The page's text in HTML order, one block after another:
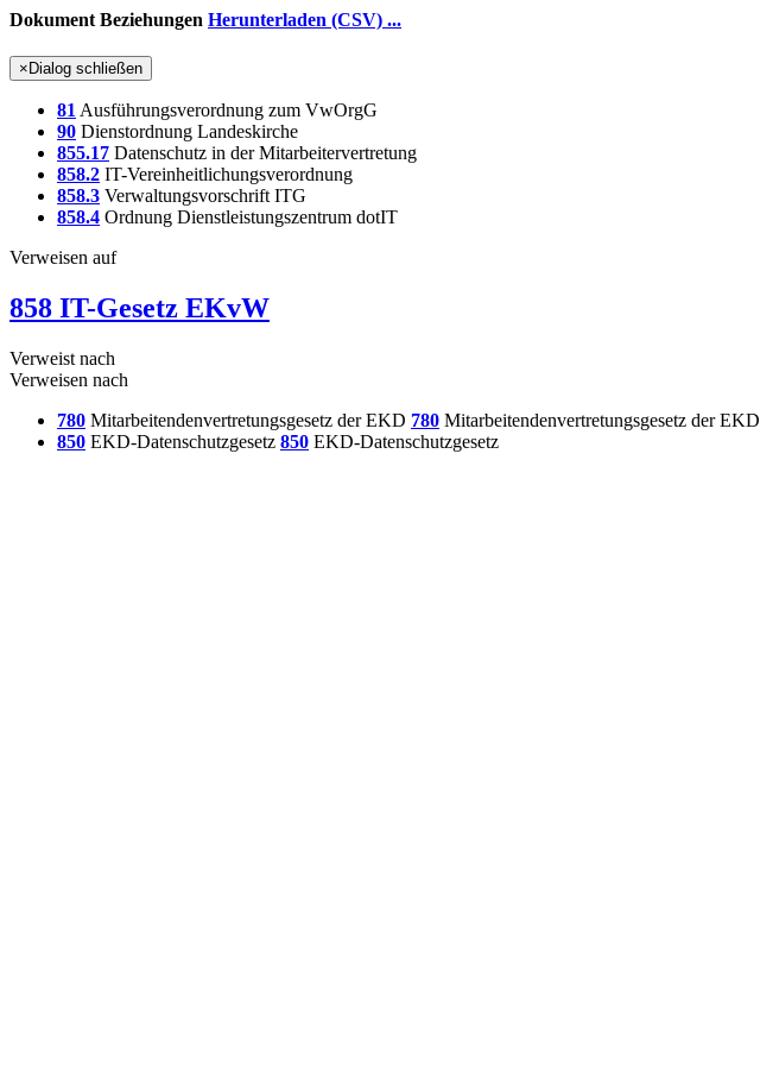
Dokument Beziehungen Herunterladen (CSV) ...
× Dialog schließen
81 Ausführungsverordnung zum VwOrgG
90 Dienstordnung Landeskirche
855.17 Datenschutz in der Mitarbeitervertretung
858.2 IT-Vereinheitlichungsverordnung
858.3 Verwaltungsvorschrift ITG
858.4 Ordnung Dienstleistungszentrum dotIT
Verweisen auf
858 IT-Gesetz EKvW
Verweist nach
Verweisen nach
780 Mitarbeitendenvertretungsgesetz der EKD 780 Mitarbeitendenvertretungsgesetz der EKD
850 EKD-Datenschutzgesetz 850 EKD-Datenschutzgesetz